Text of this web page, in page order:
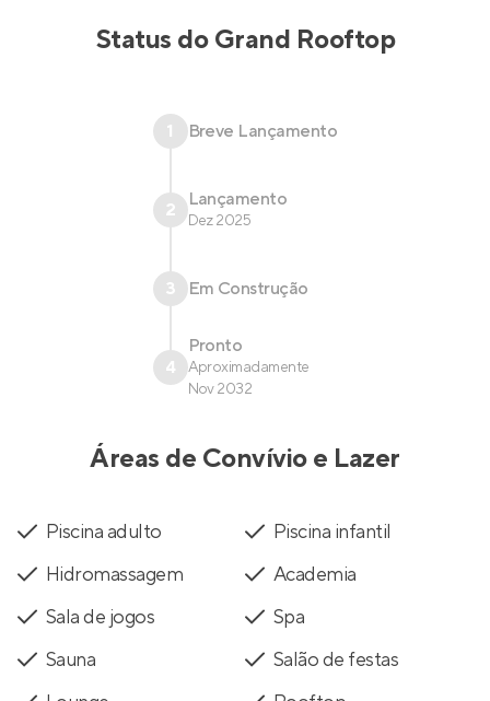
Status doGrand Rooftop
1 Breve Lançamento
2 Lançamento
Dez 2025
3 Em Construção
4
Pronto
Aproximadamente
Nov 2032
Áreas de Convívio e Lazer
Piscina adulto
Piscina infantil
Hidromassagem
Academia
Sala de jogos
Spa
Sauna
Salão de festas